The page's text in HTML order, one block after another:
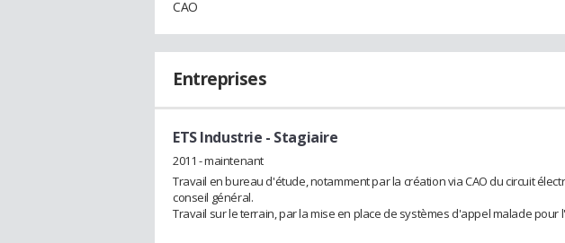
CAO
Entreprises
ETS Industrie - Stagiaire
2011 - maintenant
Travail en bureau d'étude, notamment par la création via CAO du circuit
conseil général.
Travail sur le terrain, par la mise en place de systèmes d'appel malade pour